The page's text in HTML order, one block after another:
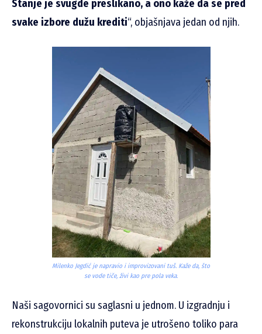
Stanje je svugde preslikano, a ono kaže da se pred
svake izbore dužu krediti“, objašnjava jedan od njih.
Milenko Jegdić je napravio i improvizovani tuš. Kaže da, što
se vode tiče, živi kao pre pola veka.
Naši sagovornici su saglasni u jednom. U izgradnju i
rekonstrukciju lokalnih puteva je utrošeno toliko para